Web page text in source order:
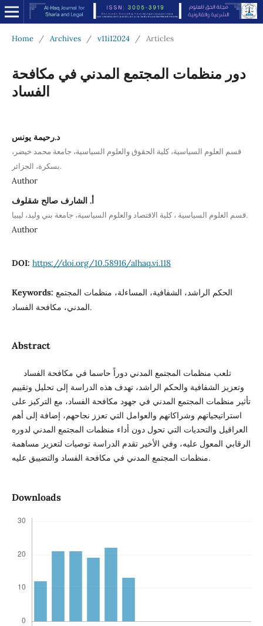
Home / Archives / v11i12024 / Articles
دور منظمات المجتمع المدني في مكافحة
الفساد
د.رحيمة يونس
قسم العلوم السياسية، كلية الحقوق والعلوم السياسية، جامعة محمد خيضر،
بسكرة، الجزائر.
Author
أ. الشارف صالح شقلوف
قسم العلوم السياسية ، كلية الاقتصاد والعلوم السياسية، جامعة بني وليد، ليبيا.
Author
DOI: https://doi.org/10.58916/alhaq.vi.118
Keywords: الحكم الراشد، الشفافية، المساءلة، منظمات المجتمع
المدني، مكافحة الفساد.
Abstract
وتعزيز الشفافية والحكم الراشد، تهدف هذه الدراسة إلى تحليل وتقييم
تأثير منظمات المجتمع المدني في جهود مكافحة الفساد، مع التركيز على
استراتيجياتهم وشراكاتهم والعوامل التي تعزز نجاحهم، إضافة إلى أهم
العراقيل والتحديات التي تحول دون أداء منظمات المجتمع المدني لدوره
الرقابي المعول عليه، وفي الأخير تقدم الدراسة توصيات لتعزيز مساهمة
منظمات المجتمع المدني في مكافحة الفساد والتضييق عليه.
Downloads